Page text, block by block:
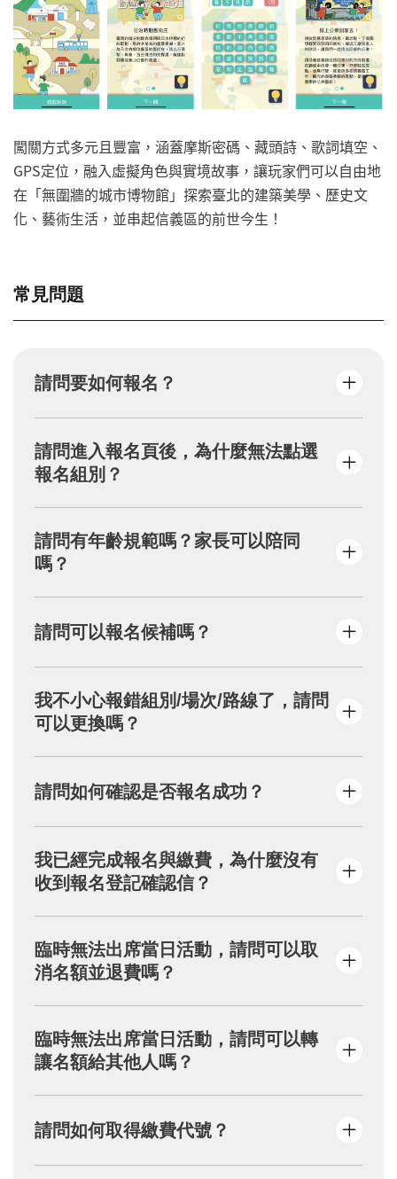
闖關方式多元且豐富，涵蓋摩斯密碼、藏頭詩、歌詞填空、
GPS定位，融入虛擬角色與實境故事，讓玩家們可以自由地
在「無圍牆的城市博物館」探索臺北的建築美學、歷史文
化、藝術生活，並串起信義區的前世今生！
常見問題
請問要如何報名？
填寫報名資料後，請點選「下一步」→按下
「取得繳費代碼」→自行截圖或抄下繳費代號
→到超商/ATM繳費，完成繳費者系統才會保留
名額。
請問進入報名頁後，為什麼無法點選
報名組別？
若組別無法點選且顯示淺灰色，代表目前此組
別已經額滿。
請問有年齡規範嗎？家長可以陪同
嗎？
本活動適合參與年齡為10歲以上。
推敲謎題線索。
另外，活動將安排食物品嘗、童玩體驗，請欲
陪同家長一同報名，以利活動準備。
請問可以報名候補嗎？
本活動一律採官網報名，每個Mail限報4位；恕
不受理電話、信件登記、候補及現場報名。
我不小心報錯組別/場次/路線了，請問
可以更換嗎？
為確保活動公平起見，報名完成後，恕不提供
更換以上資料的服務。
請問如何確認是否報名成功？
填妥報名資料且完成繳費者，系統將自動
寄送「報名登記確認」信件。
查詢報名狀態請至：
events/result
我已經完成報名與繳費，為什麼沒有
收到報名登記確認信？
請您先至垃圾郵件或促銷內容尋找，若無，請
填寫活動頁面之【問題反應】表單，將由專人
為您服務。
臨時無法出席當日活動，請問可以取
消名額並退費嗎？
本會取消活動退款需扣100元行政手續費，因
此活動報名費用為100元，因此取消活動後不
另退款。
臨時無法出席當日活動，請問可以轉
讓名額給其他人嗎？
為確保活動前置作業順利進行，報名完成後，
恕不提供更換參加者名單的服務。
請問如何取得繳費代號？